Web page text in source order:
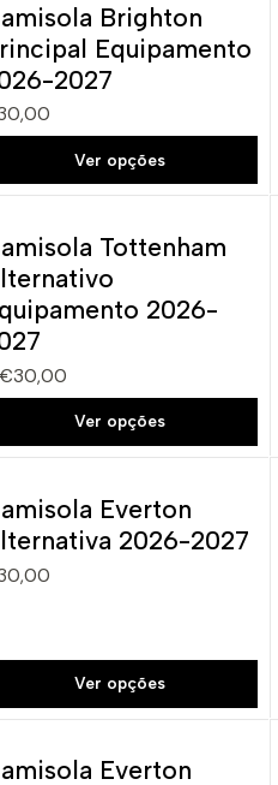
Novo
Brighton
Equipamento
2027
Ver opções
Novo
Tottenham
2026-
€30,00
Ver opções
Novo
Everton
2026-2027
Ver opções
Everton